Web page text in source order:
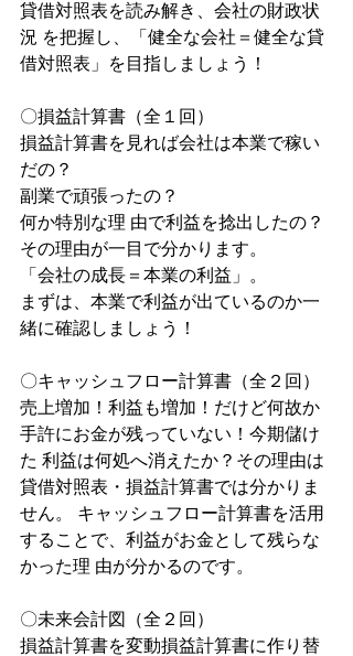
貸借対照表を読み解き、会社の財政状
況 を把握し、「健全な会社＝健全な貸
借対照表」を目指しましょう！
〇損益計算書（全１回）
損益計算書を見れば会社は本業で稼い
だの？
副業で頑張ったの？
何か特別な理 由で利益を捻出したの？
その理由が一目で分かります。
「会社の成長＝本業の利益」。
まずは、本業で利益が出ているのか一
緒に確認しましょう！
〇キャッシュフロー計算書（全２回）
売上増加！利益も増加！だけど何故か
手許にお金が残っていない！今期儲け
た 利益は何処へ消えたか？その理由は
貸借対照表・損益計算書では分かりま
せん。 キャッシュフロー計算書を活用
することで、利益がお金として残らな
かった理 由が分かるのです。
〇未来会計図（全２回）
損益計算書を変動損益計算書に作り替